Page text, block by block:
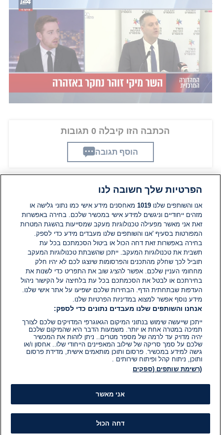
החוקרים מעריכים, כי
הרוויח לאורך השנים,
מיליונים רבים מעסקאות השוחד בהן לכאורה הועברו
לייצוג הסוכנות שלו עובדים של גופים שונים במשק
בתמורה לטובות הנאה ושוחד. לפי ההערכות, במסגרת
פרשת השחיתות - הועברו לייצוגו כמה אלפי מבוטחים.
הכתבה הזו קיבלה 0 תגובות
הוסף תגובה
תגובות
אין עדיין תגובות. היה הראשון להגיב
הוסף תגובה
הפרטיות שלך חשובה לנו
אנו והשותפים שלנו1019 מאחסנים מידע אישי כמו נתוני גלישה או
מזהים ייחודיים וניגשים למידע אישי במכשיר שלכם. בחירה באפשרות
זאת אני מאשר מפעילה טכנולוגיות מעקב שמסייעות בהשגת המטרות
המפורטות בסעיף 'אנו והשותפים שלנו מעבדים מידע כדי לספק.
בחירה באפשרות זאת דחה הכול או ביטול הסכמתכם בכל עת
תשבית את טכנולוגיות המעקב. ייתכן שהשבתת טכנולוגיות המעקב
תוביל לכך שחלק מהתכנים והפרסומות שיוצגו לכם לא יהיו חלק
מחחומי העניין שלכם. אפשר להציג שוב את התפריט כדי לשנות את
בחירתכם או לבטל את הסכמתכם בכל עת בלחיצה על הקישור ניהול
העדפות שבתחתית הדף. הבחירות שלכם ישפיעו על אתר אישי שלנו.
מידע נוסף אפשר למצוא במדיניות הפרטיות שלנו.
אנחנו והשותפים שלנו מעבדים נתונים כדי לספק:
ייתכן שייעשה שימוש בנתוני המיקום הגאוגרפי המדויקים שלכם לצורך
תמיכה במטרה אחת או יותר. משמעות הדבר היא שהמיקום שלכם
יהיה מדויק עד לרמה של מספר מטרים.. ניתן לזהות את המכשיר
שלכם על סמך סריקה של שילוב המאפיינים הייחודי שלו.. אחסון ו/או
גישה למידע במכשיר. פרסום ותוכן מותאמים אישית, מדידת פרסום
ותוכן, ניתוח קהל ופיתוח שירותים .
(רשימת שותפים (ספקים
אני מאשר
דחה הכול